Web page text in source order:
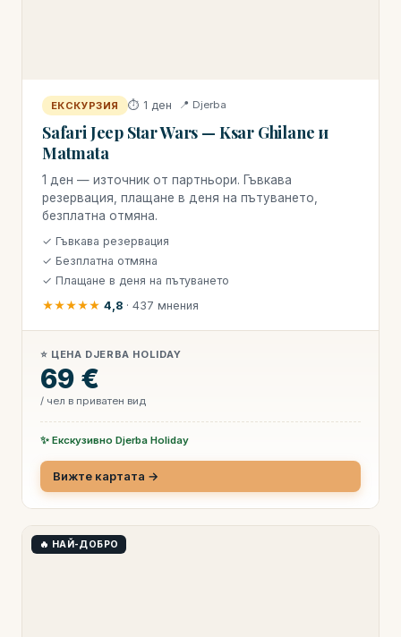
ЕКСКУРЗИЯ ⏱ 1 ден 📍 Djerba
Safari Jeep Star Wars — Ksar Ghilane и
Matmata
1 ден — източник от партньори. Гъвкава
резервация, плащане в деня на пътуването,
безплатна отмяна.
✓ Гъвкава резервация
✓ Безплатна отмяна
✓ Плащане в деня на пътуването
★★★★★ 4,8 · 437 мнения
⭐ ЦЕНА DJERBA HOLIDAY
69 €
/ чел в приватен вид
✨ Екскузивно Djerba Holiday
Вижте картата →
🔥 НАЙ-ДОБРО